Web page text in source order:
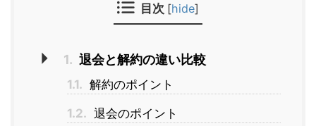
目次 [hide]
1. 退会と解約の違い比較
1.1. 解約のポイント
1.2. 退会のポイント